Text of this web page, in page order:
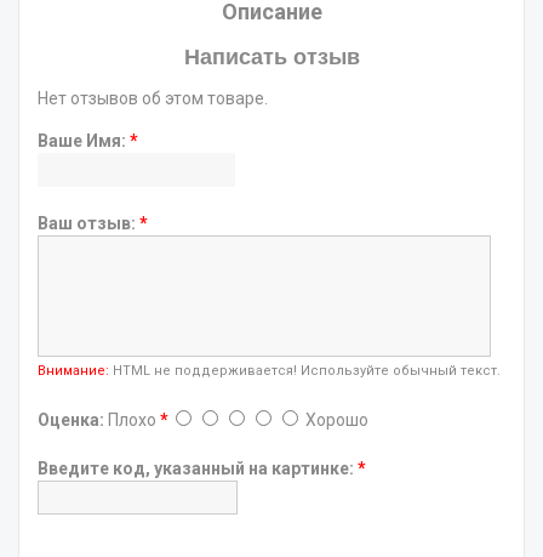
Описание
Написать отзыв
Нет отзывов об этом товаре.
Ваше Имя: *
Ваш отзыв: *
Внимание: HTML не поддерживается! Используйте обычный текст.
Оценка: Плохо * Хорошо
Введите код, указанный на картинке: *